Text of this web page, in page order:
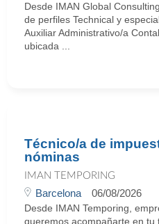
Desde IMAN Global
de perfiles Technical y
Auxiliar Administrativo/a
ubicada ...
Técnico/a de
nóminas
IMAN TEMPORING
Barcelona 06/08/2026
Desde IMAN Temporing,
queremos acompañarte en tu